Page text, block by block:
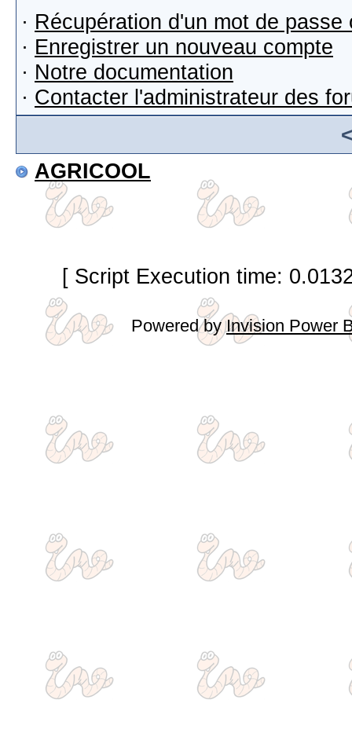
· Récupération d'un mot de passe
· Enregistrer un nouveau compte
· Notre documentation
· Contacter l'administrateur des
AGRICOOL
[ Script Execution time:
Powered byInvision Power